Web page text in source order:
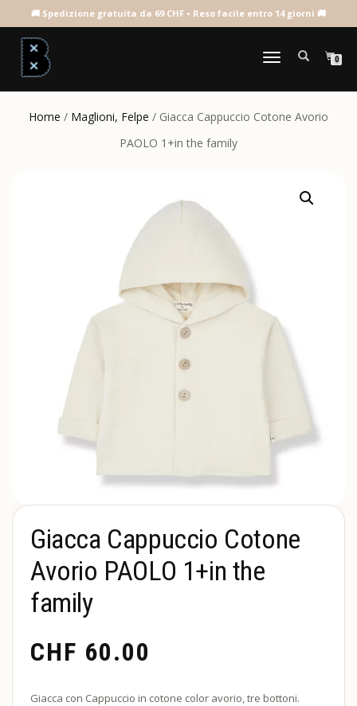
NAVIGAZIONE
0
Home / Maglioni, Felpe / Giacca Cappuccio Cotone Avorio
PAOLO 1+in the family
Giacca Cappuccio Cotone
Avorio PAOLO 1+in the
family
CHF 60.00
Giacca con Cappuccio in cotone color avorio, tre bottoni.